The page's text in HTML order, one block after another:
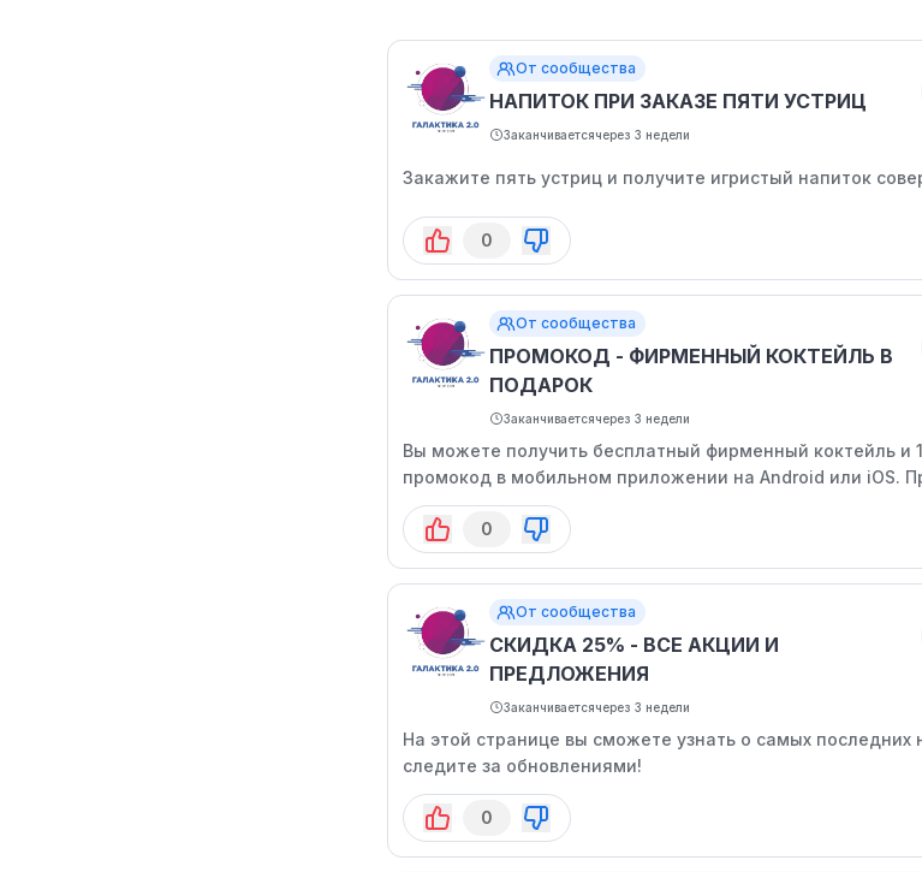
От сообщества
НАПИТОК ПРИ ЗАКАЗЕ ПЯТИ УСТРИЦ
Заканчиваетсячерез 3 недели
Закажите пять устриц и получите игристый напиток
0
От сообщества
ПРОМОКОД - ФИРМЕННЫЙ КОКТЕЙЛЬ В
ПОДАРОК
Заканчиваетсячерез 3 недели
Вы можете получить бесплатный фирменный коктейль и
промокод в мобильном приложении на Android или iOS.
времени.
0
От сообщества
СКИДКА 25% - ВСЕ АКЦИИ И
ПРЕДЛОЖЕНИЯ
Заканчиваетсячерез 3 недели
На этой странице вы сможете узнать о самых последних
следите за обновлениями!
0